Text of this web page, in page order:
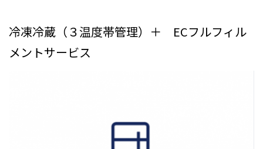
冷凍冷蔵（３温度帯管理）＋ ECフルフィル
メントサービス